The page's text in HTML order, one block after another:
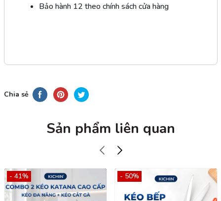
Bảo hành 12 theo chính sách cửa hàng
Chia sẻ
Sản phẩm liên quan
- 41% - 50%